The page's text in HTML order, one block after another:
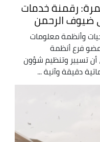
رقمنة خدمات
ضيوف الرحمن
وأنظمة معلومات
فرع أنظمة
أن تسيير وتنظيم شؤون
دقيقة وآنية ...